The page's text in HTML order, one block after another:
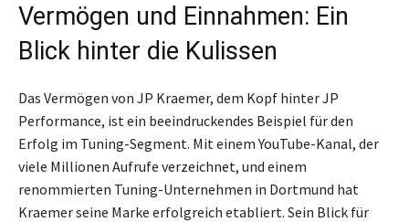
Vermögen und Einnahmen: Ein
Blick hinter die Kulissen
Das Vermögen von JP Kraemer, dem Kopf hinter JP
Performance, ist ein beeindruckendes Beispiel für den
Erfolg im Tuning-Segment. Mit einem YouTube-Kanal, der
viele Millionen Aufrufe verzeichnet, und einem
renommierten Tuning-Unternehmen in Dortmund hat
Kraemer seine Marke erfolgreich etabliert. Sein Blick für